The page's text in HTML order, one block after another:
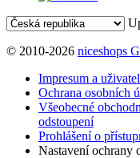
© 2010-2026 niceshops
Impresum a
Ochrana osobních
Všeobecné
odstoupení
Prohlášení o
Nastavení ochrany